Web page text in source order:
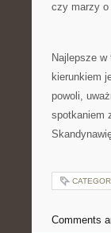
czy marzy o
Najlepsze
kierunkiem
powoli,
spotkaniem
Comments